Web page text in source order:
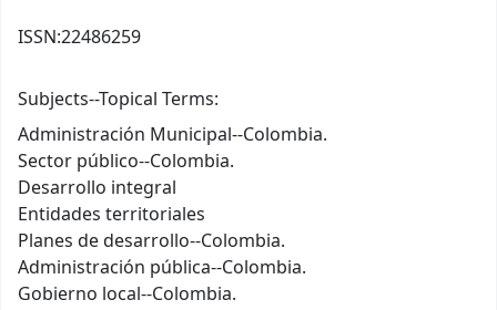
ISSN:22486259
Subjects--Topical Terms:
Administración Municipal--Colombia.
Sector público--Colombia.
Desarrollo integral
Entidades territoriales
Planes de desarrollo--Colombia.
Administración pública--Colombia.
Gobierno local--Colombia.